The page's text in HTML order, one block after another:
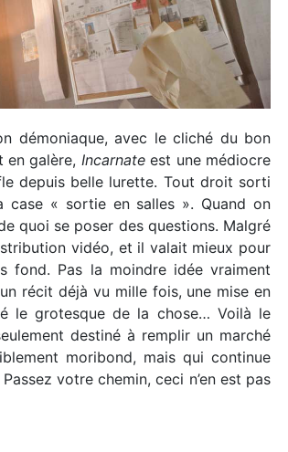
démoniaque, avec le cliché du bon
en galère, Incarnateest une médiocre
depuis belle lurette. Tout droit sorti
case « sortie en salles ». Quand on
quoi se poser des questions. Malgré
vidéo, et il valait mieux pour
fond. Pas la moindre idée vraiment
récit déjà vu mille fois, une mise en
le grotesque de la chose… Voilà le
destiné à remplir un marché
moribond, mais qui continue
votre chemin, ceci n’en est pas